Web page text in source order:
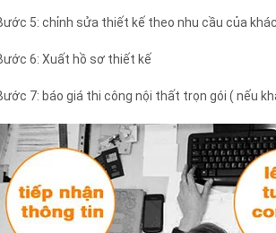
5: chỉnh sửa thiết kế theo nhu cầu của
6: Xuất hồ sơ thiết kế
7: báo giá thi công nội thất trọn gói ( nếu